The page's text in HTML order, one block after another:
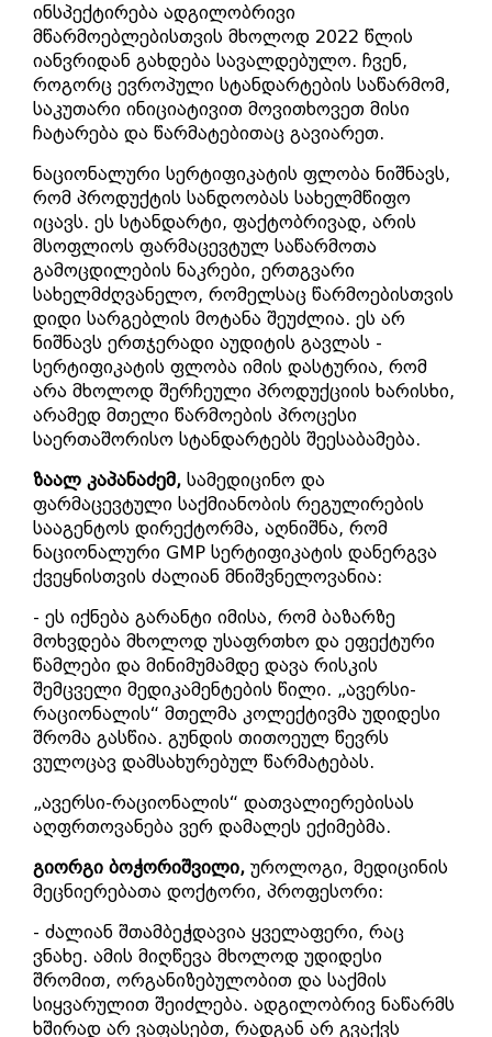
ინსპექტირება ადგილობრივი
მწარმოებლებისთვის მხოლოდ 2022 წლის
იანვრიდან გახდება სავალდებულო. ჩვენ,
როგორც ევროპული სტანდარტების საწარმომ,
საკუთარი ინიციატივით მოვითხოვეთ მისი
ჩატარება და წარმატებითაც გავიარეთ.
ნაციონალური სერტიფიკატის ფლობა ნიშნავს,
რომ პროდუქტის სანდოობას სახელმწიფო
იცავს. ეს სტანდარტი, ფაქტობრივად, არის
მსოფლიოს ფარმაცევტულ საწარმოთა
გამოცდილების ნაკრები, ერთგვარი
სახელმძღვანელო, რომელსაც წარმოებისთვის
დიდი სარგებლის მოტანა შეუძლია. ეს არ
ნიშნავს ერთჯერადი აუდიტის გავლას -
სერტიფიკატის ფლობა იმის დასტურია, რომ
არა მხოლოდ შერჩეული პროდუქციის ხარისხი,
არამედ მთელი წარმოების პროცესი
საერთაშორისო სტანდარტებს შეესაბამება.
ზაალ კაპანაძემ, სამედიცინო და
ფარმაცევტული საქმიანობის რეგულირების
სააგენტოს დირექტორმა, აღნიშნა, რომ
ნაციონალური GMP სერტიფიკატის დანერგვა
ქვეყნისთვის ძალიან მნიშვნელოვანია:
- ეს იქნება გარანტი იმისა, რომ ბაზარზე
მოხვდება მხოლოდ უსაფრთხო და ეფექტური
წამლები და მინიმუმამდე დავა რისკის
შემცველი მედიკამენტების წილი. „ავერსი-
რაციონალის“ მთელმა კოლექტივმა უდიდესი
შრომა გასწია. გუნდის თითოეულ წევრს
ვულოცავ დამსახურებულ წარმატებას.
„ავერსი-რაციონალის“ დათვალიერებისას
აღფრთოვანება ვერ დამალეს ექიმებმა.
გიორგი ბოჭორიშვილი, უროლოგი, მედიცინის
მეცნიერებათა დოქტორი, პროფესორი:
- ძალიან შთამბეჭდავია ყველაფერი, რაც
ვნახე. ამის მიღწევა მხოლოდ უდიდესი
შრომით, ორგანიზებულობით და საქმის
სიყვარულით შეიძლება. ადგილობრივ ნაწარმს
ხშირად არ ვაფასებთ, რადგან არ გვაქვს